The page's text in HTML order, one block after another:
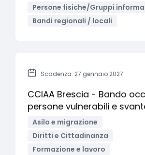
Persone fisiche/Gruppi
Bandi regionali / locali
Scadenza: 27 gennaio 2027
CCIAA Brescia - Bando
persone vulnerabili e
Asilo e migrazione
Diritti e Cittadinanza
Formazione e lavoro